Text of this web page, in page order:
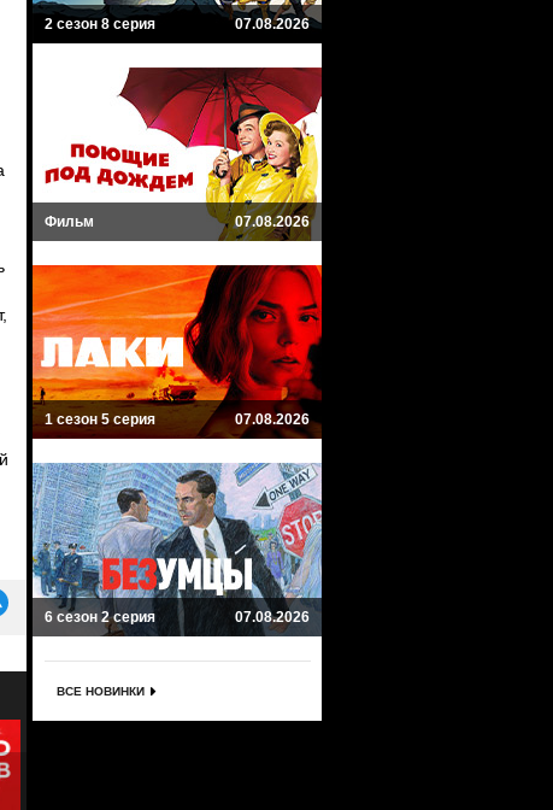
2 сезон 8 серия 07.08.2026
Фильм 07.08.2026
1 сезон 5 серия 07.08.2026
6 сезон 2 серия 07.08.2026
ВСЕ НОВИНКИ